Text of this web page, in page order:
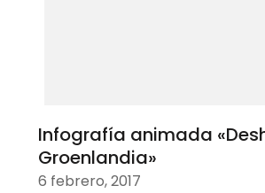
Infografía animada
Groenlandia»
6 febrero, 2017